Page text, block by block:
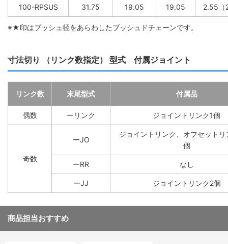
100-RPSUS 31.75 19.05 19.05 2.55（
※★印はブッシュ径をあらわしたブッシュドチェーンです。
寸法切り （リンク数指定） 型式 付属ジョイント
リンク数 末尾型式 付属品
偶数 ーリンク ジョイントリンク1個
奇数
ーJO
ジョイントリンク、オフセットリ
個
ーRR なし
ーJJ ジョイントリンク2個
商品担当おすすめ